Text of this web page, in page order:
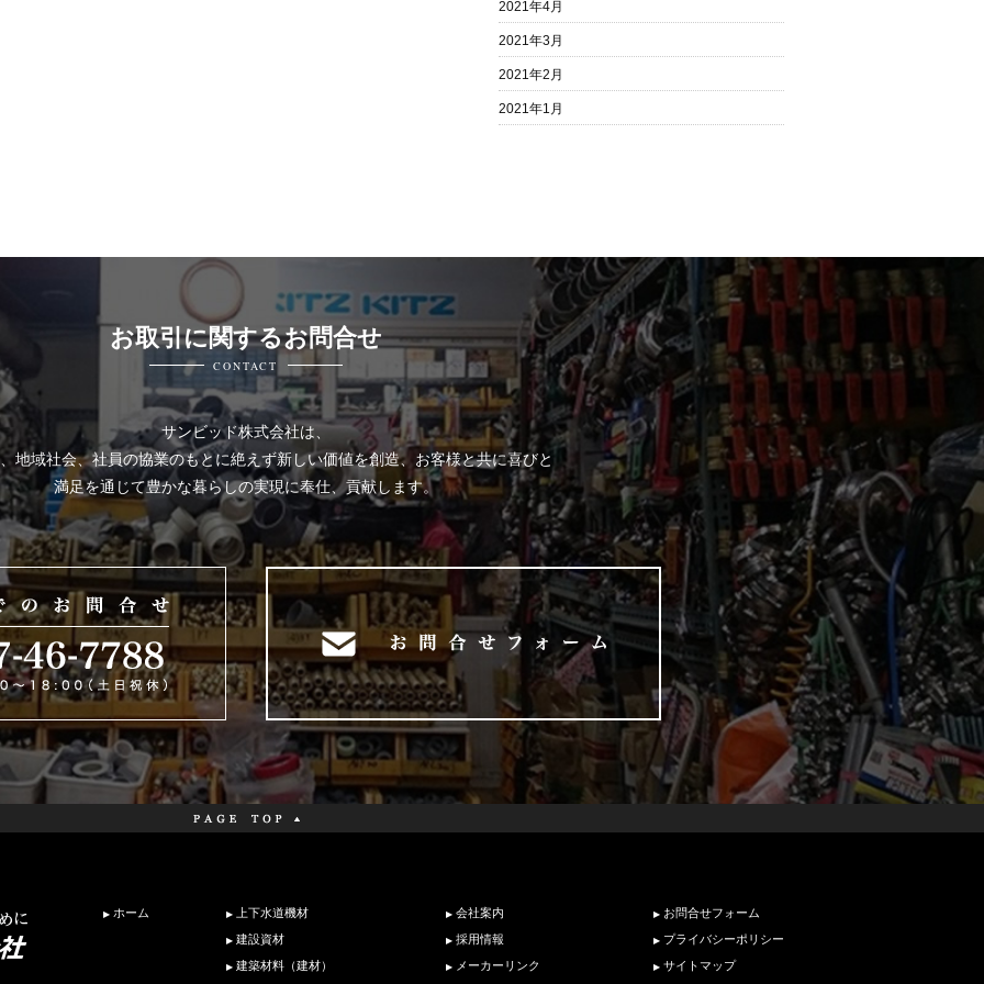
2021年4月
2021年3月
2021年2月
2021年1月
お取引に関するお問合せ
CONTACT
サンビッド株式会社は、
地域社会、社員の協業のもとに絶えず新しい価値を創造、お客様と共に喜びと
満足を通じて豊かな暮らしの実現に奉仕、貢献します。
ホーム
上下水道機材
建設資材
建築材料（建材）
会社案内
採用情報
メーカーリンク
お問合せフォーム
プライバシーポリシー
サイトマップ